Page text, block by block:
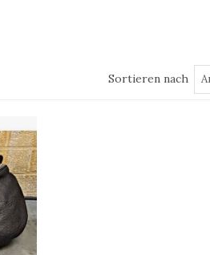
Sortieren nach